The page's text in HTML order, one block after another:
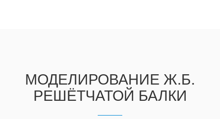
МОДЕЛИРОВАНИЕ Ж.Б.
РЕШЁТЧАТОЙ БАЛКИ